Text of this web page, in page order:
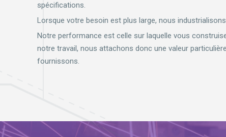
spécifications.
Lorsque votre besoin est plus large, nous
Notre performance est celle sur laquelle vous
notre travail, nous attachons donc une valeur
fournissons.